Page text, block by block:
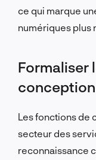
ce qui marque
numériques plus
Formaliser
conception
Les fonctions de
secteur des
reconnaissance